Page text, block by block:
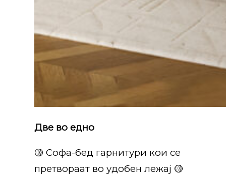
Две во едно
🟡 Софа-бед гарнитури кои се
претвораат во удобен лежај 🟡